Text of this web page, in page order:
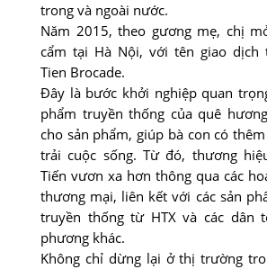
trong và ngoài nước.
Năm 2015, theo gương mẹ, chị
cẩm tại Hà Nội, với tên giao dịch
Tien Brocade.
Đây là bước khởi nghiệp quan
phẩm truyền thống của quê
cho sản phẩm, giúp bà con có
trải cuộc sống. Từ đó, thương
Tiến vươn xa hơn thông qua các
thương mại, liên kết với các sản
truyền thống từ HTX và các dân
phương khác.
Không chỉ dừng lại ở thị trường